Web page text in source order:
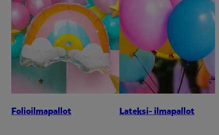
Folioilmapallot Lateksi- ilmapallot